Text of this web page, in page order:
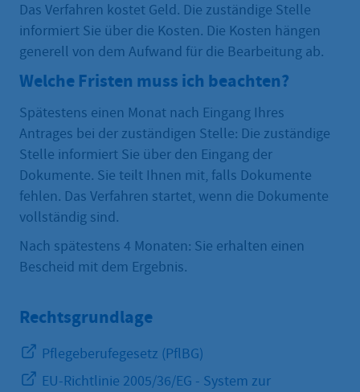
Das Verfahren kostet Geld. Die zuständige Stelle
informiert Sie über die Kosten. Die Kosten hängen
generell von dem Aufwand für die Bearbeitung ab.
Welche Fristen muss ich beachten?
Spätestens einen Monat nach Eingang Ihres
Antrages bei der zuständigen Stelle: Die zuständige
Stelle informiert Sie über den Eingang der
Dokumente. Sie teilt Ihnen mit, falls Dokumente
fehlen. Das Verfahren startet, wenn die Dokumente
vollständig sind.
Nach spätestens 4 Monaten: Sie erhalten einen
Bescheid mit dem Ergebnis.
Rechtsgrundlage
Pflegeberufegesetz (PflBG)
EU-Richtlinie 2005/36/EG - System zur